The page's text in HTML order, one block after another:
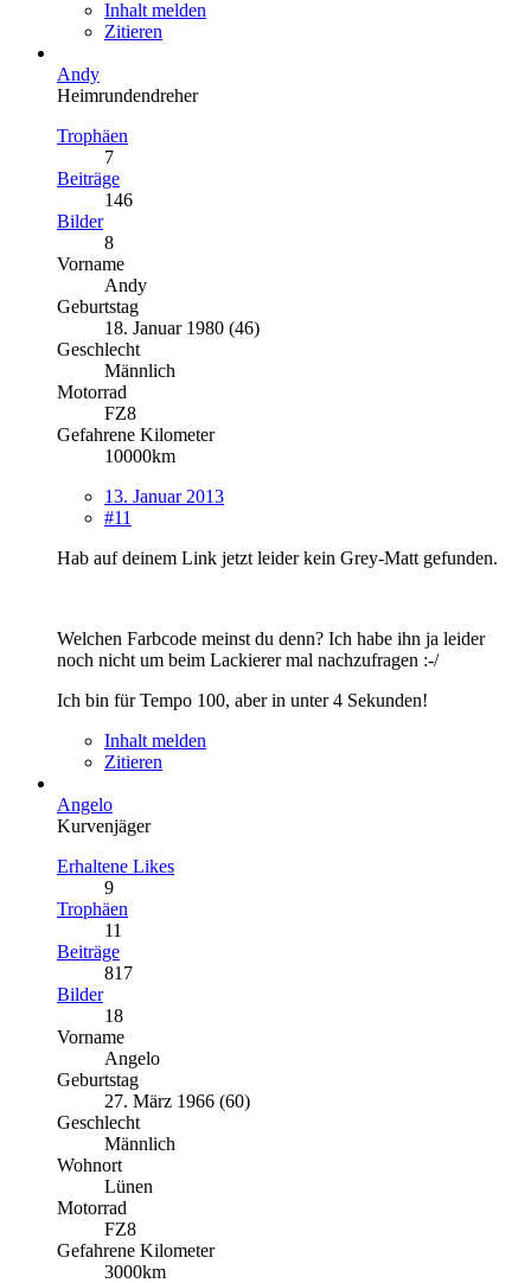
Inhalt melden
Zitieren
Andy
Heimrundendreher
Trophäen
7
Beiträge
146
Bilder
8
Vorname
Andy
Geburtstag
18. Januar 1980 (46)
Geschlecht
Männlich
Motorrad
FZ8
Gefahrene Kilometer
10000km
13. Januar 2013
#11
Hab auf deinem Link jetzt leider kein Grey-Matt gefunden.
Welchen Farbcode meinst du denn? Ich habe ihn ja leider
noch nicht um beim Lackierer mal nachzufragen :-/
Ich bin für Tempo 100, aber in unter 4 Sekunden!
Inhalt melden
Zitieren
Angelo
Kurvenjäger
Erhaltene Likes
9
Trophäen
11
Beiträge
817
Bilder
18
Vorname
Angelo
Geburtstag
27. März 1966 (60)
Geschlecht
Männlich
Wohnort
Lünen
Motorrad
FZ8
Gefahrene Kilometer
3000km